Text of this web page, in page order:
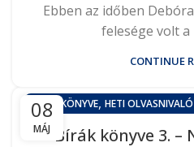
Ebben az időben
felesége volt a
CONTINUE
08
MÁJ
BÍRÁK KÖNYVE, HETI OLVASNIVALÓ
Bírák könyve 3. –